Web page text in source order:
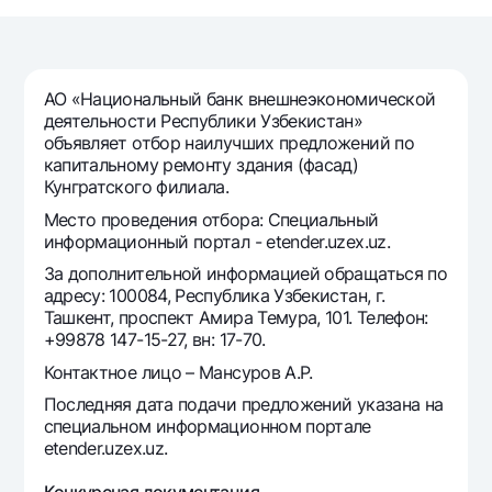
Золотые слитки от НБУ
Серебряный депозит
Visa FIFA
Mastercard
Зарплатные
Garmin pay
Тарифы
Акции
Мобильное приложение Milliy
Часто задаваемые вопросы
Ищите по сайту
Найти
Полезные ссылки
Часто задаваемые вопросы
АО «Национальный банк внешнеэкономической
деятельности Республики Узбекистан»
объявляет отбор наилучших предложений по
капитальному ремонту здания (фасад)
Кунгратского филиала.
Место проведения отбора: Специальный
информационный портал - etender.uzex.uz.
За дополнительной информацией обращаться по
адресу: 100084, Республика Узбекистан, г.
Ташкент, проспект Амира Темура, 101. Телефон:
+99878 147-15-27, вн: 17-70.
Контактное лицо – Мансуров А.Р.
Последняя дата подачи предложений указана на
специальном информационном портале
etender.uzex.uz.